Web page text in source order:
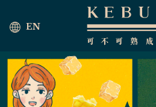
EN
首頁 海外茶行